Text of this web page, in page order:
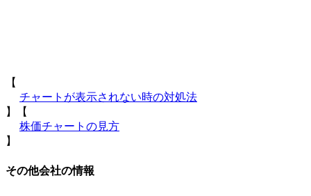
【
チャートが表示されない時の対処法
】【
株価チャートの見方
】
その他会社の情報